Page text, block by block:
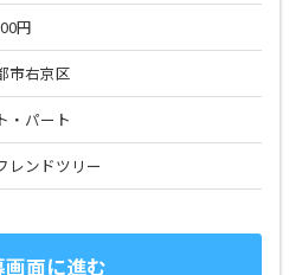
円
市右京区
・パート
レンドツリー
画面に進む